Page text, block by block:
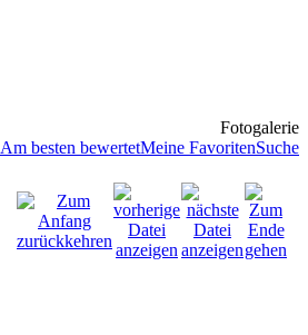
Fotogalerie
Am besten bewertetMeine FavoritenSuche